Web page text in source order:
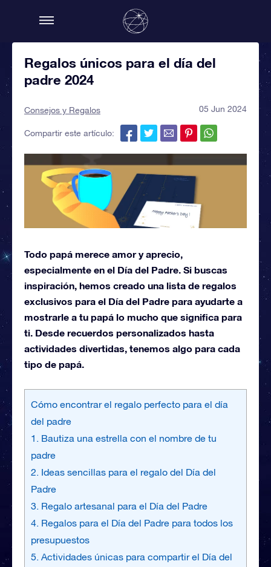
Regalos únicos para el día del
padre 2024
Consejos y Regalos 05 Jun 2024
Compartir este artículo:
Todo papá merece amor y aprecio,
especialmente en el Día del Padre. Si buscas
inspiración, hemos creado una lista de regalos
exclusivos para el Día del Padre para ayudarte a
mostrarle a tu papá lo mucho que significa para
ti. Desde recuerdos personalizados hasta
actividades divertidas, tenemos algo para cada
tipo de papá.
Cómo encontrar el regalo perfecto para el día
del padre
1. Bautiza una estrella con el nombre de tu
padre
2. Ideas sencillas para el regalo del Día del
Padre
3. Regalo artesanal para el Día del Padre
4. Regalos para el Día del Padre para todos los
presupuestos
5. Actividades únicas para compartir el Día del